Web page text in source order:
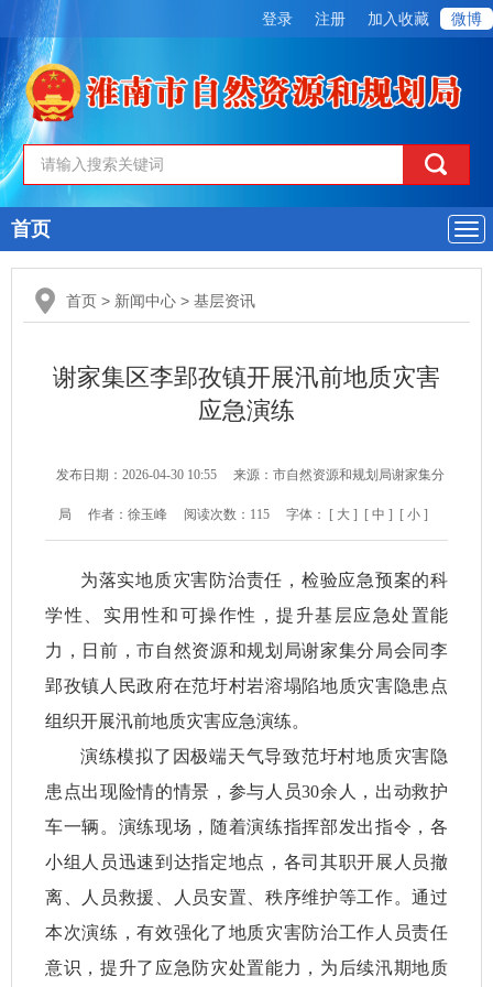
登录 注册 加入收藏 微博
导
航
首页
首页 > 新闻中心 > 基层资讯
谢家集区李郢孜镇开展汛前地质灾害
应急演练
发布日期：2026-04-30 10:55 来源：市自然资源和规划局谢家集分
局 作者：徐玉峰 阅读次数： 115 字体： [ 大 ] [ 中 ] [ 小 ]
为落实地质灾害防治责任，检验应急预案的科
学性、实用性和可操作性，提升基层应急处置能
力，日前，市自然资源和规划局谢家集分局会同李
郢孜镇人民政府在范圩村岩溶塌陷地质灾害隐患点
组织开展汛前地质灾害应急演练。
演练模拟了因极端天气导致范圩村地质灾害隐
患点出现险情的情景，参与人员30余人，出动救护
车一辆。演练现场，随着演练指挥部发出指令，各
小组人员迅速到达指定地点，各司其职开展人员撤
离、人员救援、人员安置、秩序维护等工作。通过
本次演练，有效强化了地质灾害防治工作人员责任
意识，提升了应急防灾处置能力，为后续汛期地质